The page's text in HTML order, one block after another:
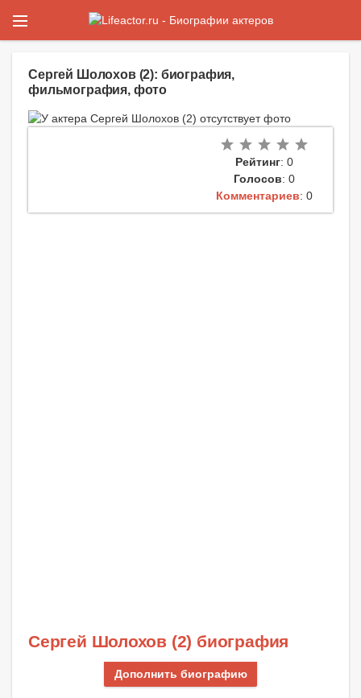
Сергей Шолохов (2): биография,
фильмография, фото
Рейтинг: 0
Голосов: 0
Комментариев: 0
Сергей Шолохов (2) биография
Дополнить биографию